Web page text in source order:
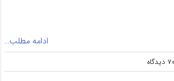
ادامه مطلب…
on
اعلام